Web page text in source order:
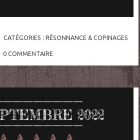
CATÉGORIES : RÉSONNANCE & COPINAGES
0 COMMENTAIRE
2022